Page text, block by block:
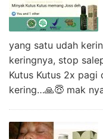
yang satu udah
keringnya, stop
Kutus Kutus 2x pagi
kering…🙏😇 mak